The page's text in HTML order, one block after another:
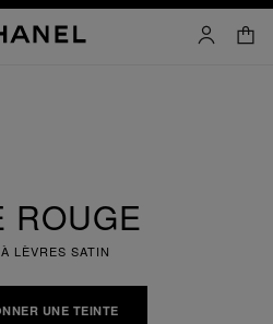
mon
panier
ROUGE
LÈVRES SATIN
UNE TEINTE